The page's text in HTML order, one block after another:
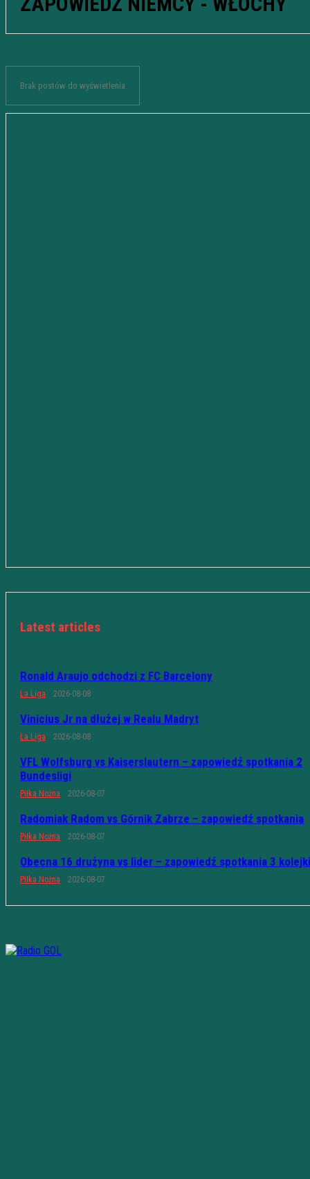
Brak postów do wyświetlenia
Latest articles
Ronald Araujo odchodzi z FC Barcelony
La Liga 2026-08-08
Vinicius Jr na dłużej w Realu Madryt
La Liga 2026-08-08
VFL Wolfsburg vs Kaiserslautern – zapowiedź spotkania 2
Bundesligi
Piłka Nożna 2026-08-07
Radomiak Radom vs Górnik Zabrze – zapowiedź spotkania
Piłka Nożna 2026-08-07
Obecna 16 drużyna vs lider – zapowiedź spotkania 3 kolejki
Piłka Nożna 2026-08-07